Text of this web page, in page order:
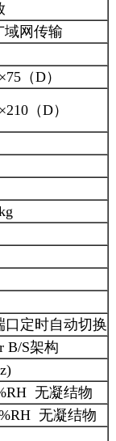
域网传输
（D）
（D）
口定时自动切换
B/S架构
无凝结物
无凝结物